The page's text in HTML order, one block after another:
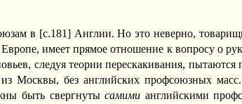
в [c.181] Англии. Но это неверно,
имеет прямое отношение к вопросу о
следуя теории перескакивания, пытаются
из Москвы, без английских профсоюзных
быть свергнутысамими английскими